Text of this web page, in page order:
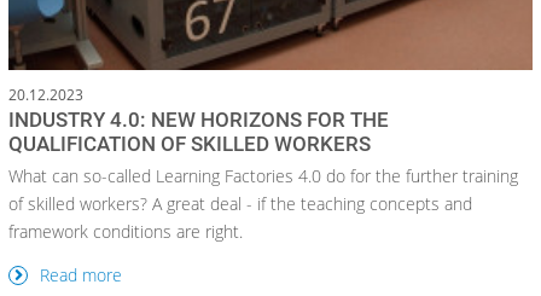
20.12.2023
INDUSTRY 4.0: NEW HORIZONS FOR THE
QUALIFICATION OF SKILLED WORKERS
What can so-called Learning Factories 4.0 do for the further training
of skilled workers? A great deal - if the teaching concepts and
framework conditions are right.
Read more